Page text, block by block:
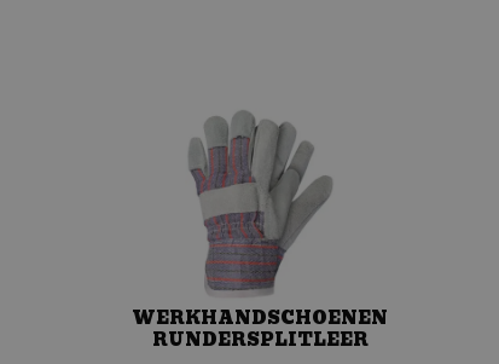
WERKHANDSCHOENEN
RUNDERSPLITLEER